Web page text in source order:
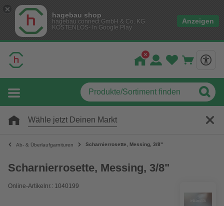
hagebau shop
hagebau connect GmbH & Co. KG
KOSTENLOS- In Google Play
Anzeigen
Wähle jetzt Deinen Markt
Ab- & Überlaufgarnituren Scharnierrosette, Messing, 3/8"
Scharnierrosette, Messing, 3/8"
Online-Artikelnr.: 1040199